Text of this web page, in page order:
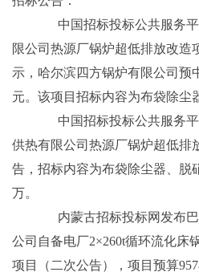
中国招标投标公共服务平
限公司热源厂锅炉超低排放改造
示，哈尔滨四方锅炉有限公司预
元。该项目招标内容为布袋除尘
中国招标投标公共服务平
供热有限公司热源厂锅炉超低排
告，招标内容为布袋除尘器、脱
万。
内蒙古招标投标网发布巴
公司自备电厂2×260t循环流化床
项目（二次公告），项目预算